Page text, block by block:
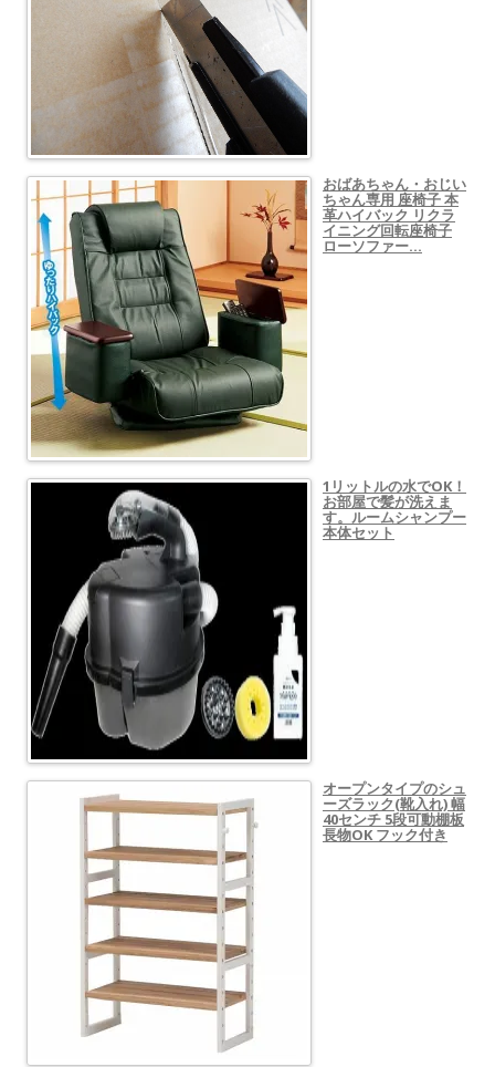
おばあちゃん・おじい
ちゃん専用 座椅子 本
革ハイバック リクラ
イニング回転座椅子
ローソファー…
1リットルの水でOK！
お部屋で髪が洗えま
す。ルームシャンプー
本体セット
オープンタイプのシュ
ーズラック(靴入れ) 幅
40センチ 5段可動棚板
長物OK フック付き